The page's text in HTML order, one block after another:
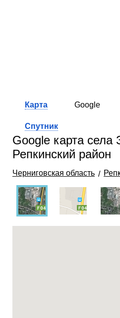
Карта Google
Спутник
Google карта села
Репкинский район
Черниговская область